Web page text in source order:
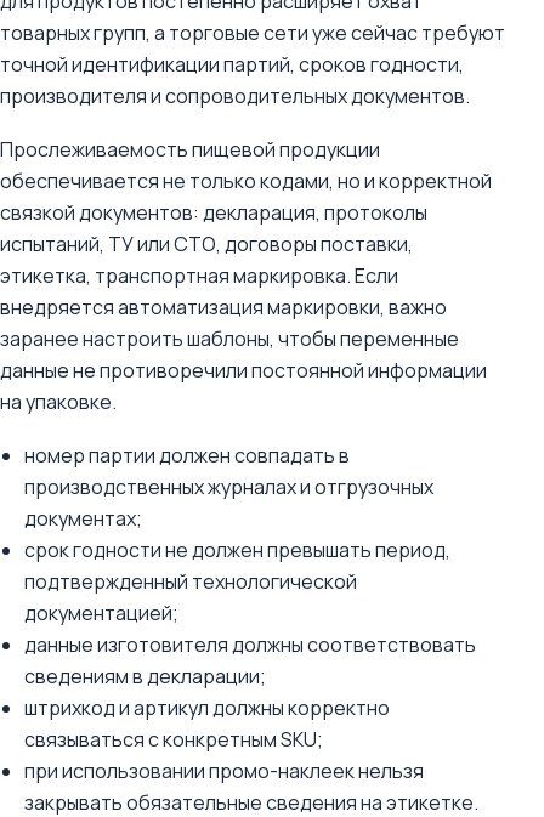
товарных групп, а торговые сети уже сейчас требуют
точной идентификации партий, сроков годности,
производителя и сопроводительных документов.
Прослеживаемость пищевой продукции
обеспечивается не только кодами, но и корректной
связкой документов: декларация, протоколы
испытаний, ТУ или СТО, договоры поставки,
этикетка, транспортная маркировка. Если
внедряется автоматизация маркировки, важно
заранее настроить шаблоны, чтобы переменные
данные не противоречили постоянной информации
на упаковке.
номер партии должен совпадать в
производственных журналах и отгрузочных
документах;
срок годности не должен превышать период,
подтвержденный технологической
документацией;
данные изготовителя должны соответствовать
сведениям в декларации;
штрихкод и артикул должны корректно
связываться с конкретным SKU;
при использовании промо-наклеек нельзя
закрывать обязательные сведения на этикетке.